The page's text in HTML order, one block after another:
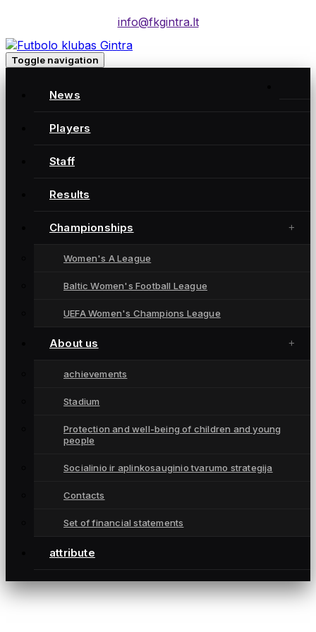
info@fkgintra.lt
Toggle navigation
News
Players
Staff
Results
Championships
Women's A League
Baltic Women's Football League
UEFA Women's Champions League
About us
achievements
Stadium
Protection and well-being of children and young
people
Socialinio ir aplinkosauginio tvarumo strategija
Contacts
Set of financial statements
attribute
Moterų futbolo klubas „Gintra“ – daugkartinės
Lietuvai UEFA moterų Čempionių lygoje.
NUORODOS
Championships
+370 687 33129